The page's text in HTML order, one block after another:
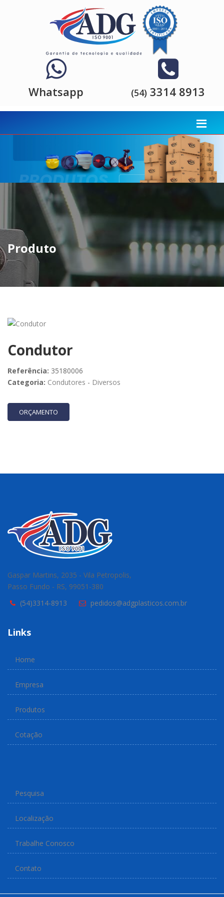
Whatsapp (54) 3314 8913
Produto
Condutor
Referência: 35180006
Categoria: Condutores - Diversos
ORÇAMENTO
Gaspar Martins, 2035 - Vila Petropolis,
Passo Fundo - RS, 99051-380
(54)3314-8913
pedidos@adgplasticos.com.br
Links
Home
Empresa
Produtos
Cotação
Pesquisa
Localização
Trabalhe Conosco
Contato